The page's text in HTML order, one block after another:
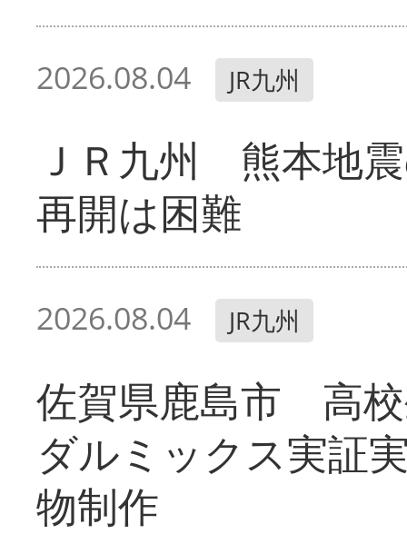
2026.08.04 JR九州
ＪＲ九州 熊本地
再開は困難
2026.08.04 JR九州
佐賀県鹿島市 高
ダルミックス実証
物制作